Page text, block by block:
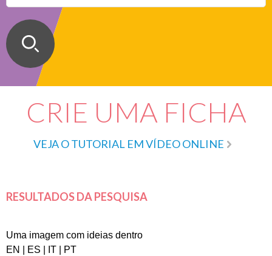
CRIE UMA FICHA
VEJA O TUTORIAL EM VÍDEO ONLINE
RESULTADOS DA PESQUISA
Uma imagem com ideias dentro
EN
ES IT PT